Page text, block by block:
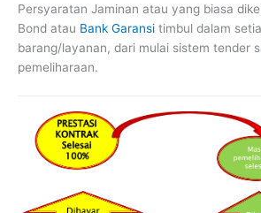
Persyaratan Jaminan atau yang biasa
Bond atau Bank Garansi timbul dalam
barang/layanan, dari mulai sistem tender
pemeliharaan.